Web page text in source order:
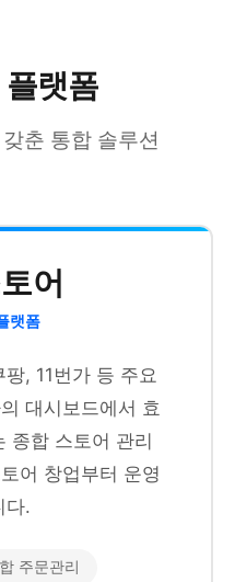
랫폼
춘 통합 솔루션
어
랫폼
, 11번가 등 주요
대시보드에서 효
종합 스토어 관리
어 창업부터 운영
다.
주문관리